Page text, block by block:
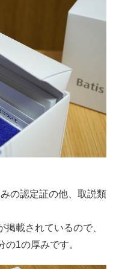
の認定証の他、取説類
載されているので、
1の厚みです。